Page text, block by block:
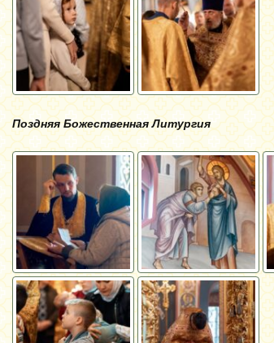
Поздняя Божественная Литургия